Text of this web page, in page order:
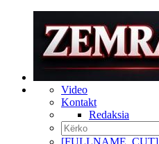
Video
Kontakt
Redaksia
[FULLNAME_CUT]